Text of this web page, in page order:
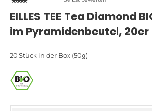
springen
springen
EILLES TEE Tea Diamond
im Pyramidenbeutel, 20er
20 Stück in der Box (50g)